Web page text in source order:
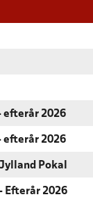
efterår 2026
efterår 2026
Pokal
Efterår 2026